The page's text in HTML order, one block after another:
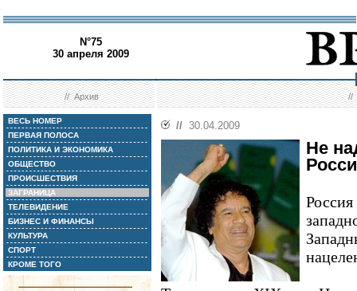
N°75
30 апреля 2009
//Архив //
ВЕСЬ НОМЕР
ПЕРВАЯ ПОЛОСА
ПОЛИТИКА И ЭКОНОМИКА
ОБЩЕСТВО
ПРОИСШЕСТВИЯ
ЗАГРАНИЦА
ТЕЛЕВИДЕНИЕ
БИЗНЕС И ФИНАНСЫ
КУЛЬТУРА
СПОРТ
КРОМЕ ТОГО
// 30.04.2009
Не